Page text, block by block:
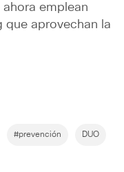
emplean
que aprovechan la
#prevención DUO